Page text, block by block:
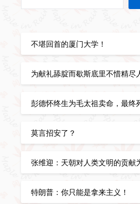
不堪回首的厦门大学！
为献礼舔腚而歇斯底里不惜精尽
彭德怀终生为毛太祖卖命，最终
莫言招安了？
张维迎：天朝对人类文明的贡献
特朗普：你只能是拿来主义！